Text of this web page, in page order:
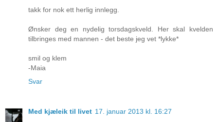
takk for nok ett herlig innlegg.
Ønsker deg en nydelig torsdagskveld. Her skal kvelden
tilbringes med mannen - det beste jeg vet *lykke*
smil og klem
-Maia
Svar
Med kjæleik til livet 17. januar 2013 kl. 16:27